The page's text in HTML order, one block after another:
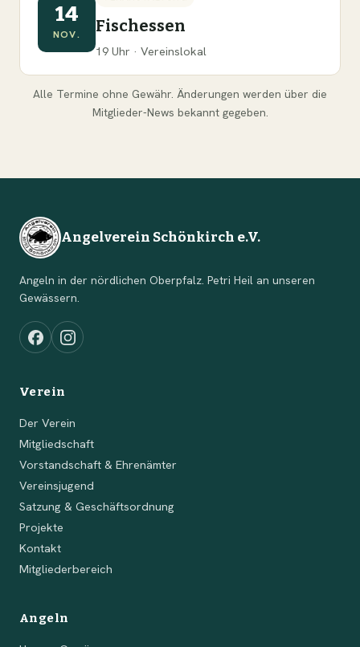
14
NOV. Fischessen
19 Uhr · Vereinslokal
Alle Termine ohne Gewähr. Änderungen werden über die
Mitglieder-News bekannt gegeben.
Angelverein Schönkirch e.V.
Angeln in der nördlichen Oberpfalz. Petri Heil an unseren
Gewässern.
Verein
Der Verein
Mitgliedschaft
Vorstandschaft & Ehrenämter
Vereinsjugend
Satzung & Geschäftsordnung
Projekte
Kontakt
Mitgliederbereich
Angeln